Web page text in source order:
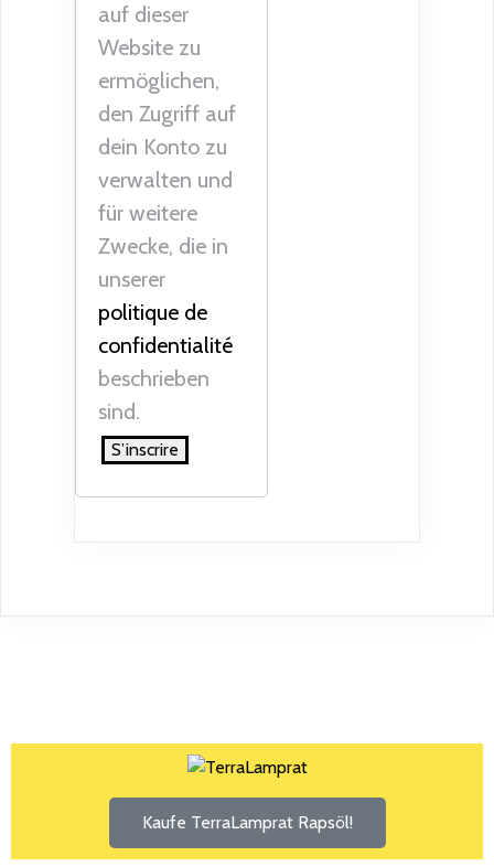
auf dieser
Website zu
ermöglichen,
den Zugriff auf
dein Konto zu
verwalten und
für weitere
Zwecke, die in
unserer
politique de
confidentialité
beschrieben
sind.
S’inscrire
Kaufe TerraLamprat Rapsöl!